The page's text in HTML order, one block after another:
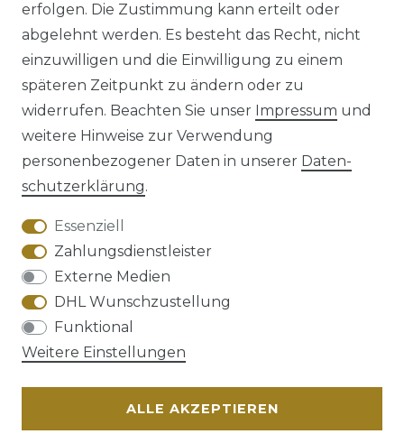
Impressum Daten­schutz­erklärung
AGB Barrierefreiheitserklärung
Widerrufs­recht
erfolgen. Die Zustimmung kann erteilt oder
abgelehnt werden. Es besteht das Recht, nicht
einzuwilligen und die Einwilligung zu einem
späteren Zeitpunkt zu ändern oder zu
widerrufen. Beachten Sie unser Impressum und
weitere Hinweise zur Verwendung
personenbezogener Daten in unserer Daten­
schutz­erklärung.
Essenziell
Zahlungsdienstleister
Externe Medien
DHL Wunschzustellung
Funktional
Weitere Einstellungen
ALLE AKZEPTIEREN